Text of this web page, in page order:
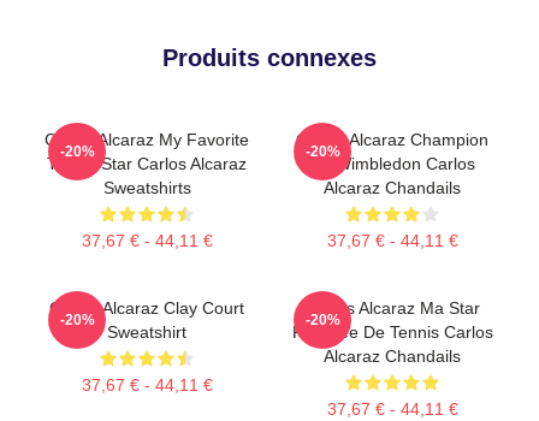
Produits connexes
Carlos Alcaraz My Favorite
Tennis Star Carlos Alcaraz
Sweatshirts
37,67 € - 44,11 €
-20%
Carlos Alcaraz Champion
De Wimbledon Carlos
Alcaraz Chandails
37,67 € - 44,11 €
-20%
Carlos Alcaraz Clay Court
Sweatshirt
37,67 € - 44,11 €
-20%
Carlos Alcaraz Ma Star
Préférée De Tennis Carlos
Alcaraz Chandails
37,67 € - 44,11 €
-20%